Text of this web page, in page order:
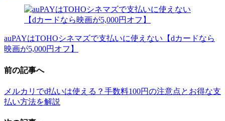
auPAYはTOHOシネマズで支払いに使えない【dカードなら
映画が5,000円オフ】
前の記事へ
メルカリでd払いは使える？手数料100円の注意点とお得な支
払い方法を解説